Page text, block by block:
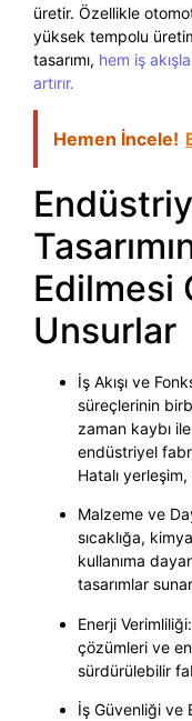
üretir. Özellikle
yüksek tempolu
tasarımı, hem iş
artırır.
Hemen İncele!
Edilmesi
Unsurlar
İş Akışı ve
süreçlerinin
zaman kaybı
endüstriyel
Hatalı
Malzeme ve
sıcaklığa,
kullanıma
tasarımlar
Enerji
çözümleri ve
sürdürülebilir
İş Güvenliği ve